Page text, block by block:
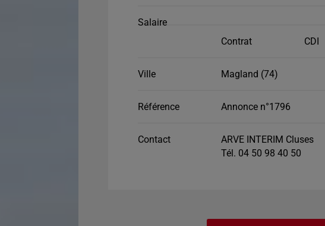
Salaire
Contrat
CDI
Ville Magland (74)
Référence Annonce n°1796
Contact
ARVE INTERIM Cluses
Tél. 04 50 98 40 50